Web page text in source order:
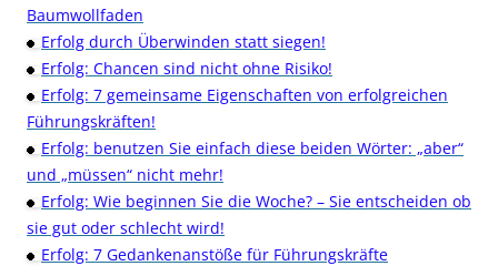
Baumwollfaden
Erfolg durch Überwinden statt siegen!
Erfolg: Chancen sind nicht ohne Risiko!
Erfolg: 7 gemeinsame Eigenschaften von erfolgreichen
Führungskräften!
Erfolg: benutzen Sie einfach diese beiden Wörter: „aber“
und „müssen“ nicht mehr!
Erfolg: Wie beginnen Sie die Woche? – Sie entscheiden ob
sie gut oder schlecht wird!
Erfolg: 7 Gedankenanstöße für Führungskräfte